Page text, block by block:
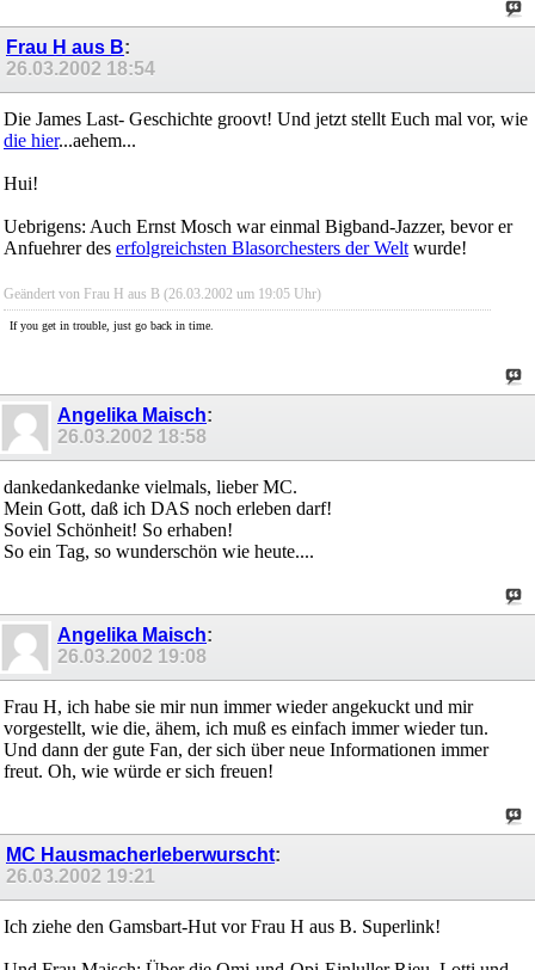
Frau H aus B:
26.03.2002 18:54
Die James Last- Geschichte groovt! Und jetzt stellt Euch mal vor, wie
die hier...aehem...
Hui!
Uebrigens: Auch Ernst Mosch war einmal Bigband-Jazzer, bevor er
Anfuehrer des erfolgreichsten Blasorchesters der Welt wurde!
Geändert von Frau H aus B (26.03.2002 um 19:05 Uhr)
If you get in trouble, just go back in time.
Angelika Maisch:
26.03.2002 18:58
dankedankedanke vielmals, lieber MC.
Mein Gott, daß ich DAS noch erleben darf!
Soviel Schönheit! So erhaben!
So ein Tag, so wunderschön wie heute....
Angelika Maisch:
26.03.2002 19:08
Frau H, ich habe sie mir nun immer wieder angekuckt und mir
vorgestellt, wie die, ähem, ich muß es einfach immer wieder tun.
Und dann der gute Fan, der sich über neue Informationen immer
freut. Oh, wie würde er sich freuen!
MC Hausmacherleberwurscht:
26.03.2002 19:21
Ich ziehe den Gamsbart-Hut vor Frau H aus B. Superlink!